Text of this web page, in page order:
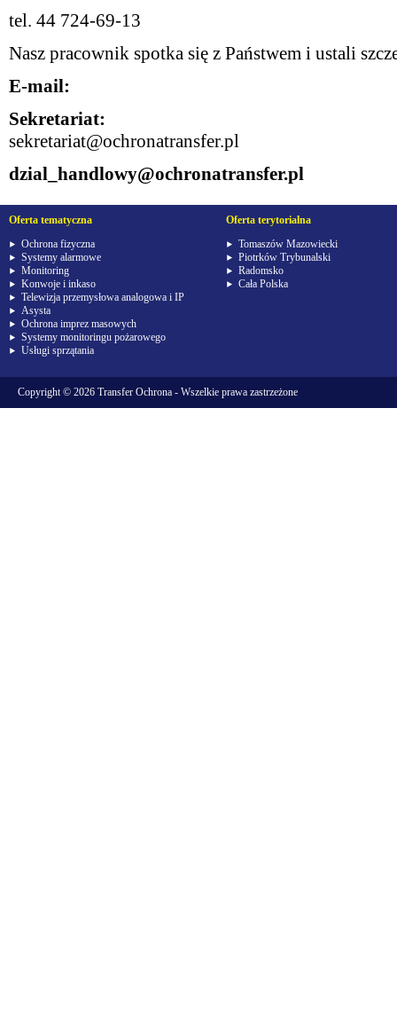
tel. 44 724-69-13
Nasz pracownik spotka się z Państwem i ustali
E-mail:
Sekretariat:
sekretariat@ochronatransfer.pl
dzial_handlowy@ochronatransfer.pl
Oferta tematyczna
Ochrona fizyczna
Systemy alarmowe
Monitoring
Konwoje i inkaso
Telewizja przemysłowa analogowa i IP
Asysta
Ochrona imprez masowych
Systemy monitoringu pożarowego
Usługi sprzątania
Oferta terytorialna
Tomaszów Mazowiecki
Piotrków Trybunalski
Radomsko
Cała Polska
Copyright © 2026 Transfer Ochrona - Wszelkie prawa zastrzeżone